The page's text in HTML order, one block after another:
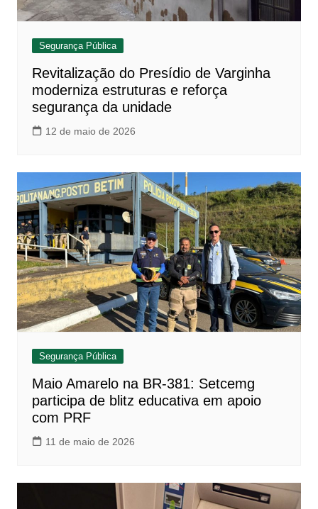
Segurança Pública
Revitalização do Presídio de Varginha
moderniza estruturas e reforça
segurança da unidade
12 de maio de 2026
Segurança Pública
Maio Amarelo na BR-381: Setcemg
participa de blitz educativa em apoio
com PRF
11 de maio de 2026